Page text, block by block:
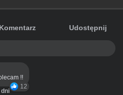
Komentarz Udostępnij
!!
12
dni